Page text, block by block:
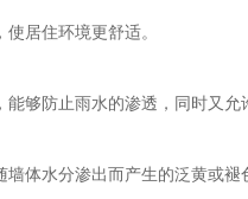
居住环境更舒适。
够防止雨水的渗透，同时又
体水分渗出而产生的泛黄或褪